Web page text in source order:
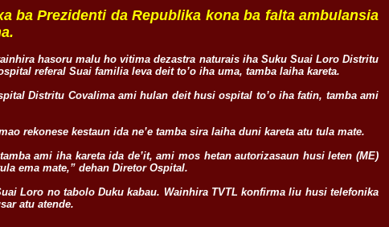
ba Prezidenti da Republika kona ba falta ambulansia
hasoru malu ho vitima dezastra naturais iha Suku Suai Loro Distritu
referal Suai familia leva deit to’o iha uma, tamba laiha kareta.
Distritu Covalima ami hulan deit husi ospital to’o iha fatin, tamba ami
rekonese kestaun ida ne’e tamba sira laiha duni kareta atu tula mate.
ami iha kareta ida de’it, ami mos hetan autorizasaun husi leten (ME)
ema mate,” dehan Diretor Ospital.
Loro no tabolo Duku kabau. Wainhira TVTL konfirma liu husi telefonika
atu atende.